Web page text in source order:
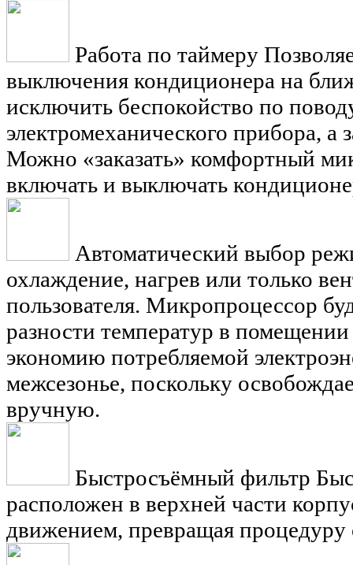
Работа по таймеру
выключения кондиционера на
исключить беспокойство по
электромеханического прибора, а
Можно «заказать» комфортный
включать и выключать
Автоматический выбор
охлаждение, нагрев или только
пользователя. Микропроцессор
разности температур в
экономию потребляемой
межсезонье, поскольку
вручную.
Быстросъёмный фильтр
расположен в верхней части
движением, превращая процедуру